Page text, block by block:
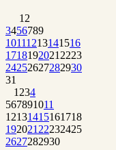
1 2
3456789
10111213141516
1718192021 2223
24252627282930
31
1 234
567891011
12131415161718
192021 22232425
2627282930